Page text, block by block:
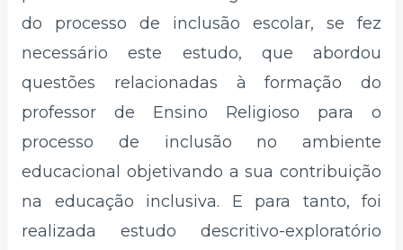
do processo de inclusão escolar, se fez
necessário este estudo, que abordou
questões relacionadas à formação do
professor de Ensino Religioso para o
processo de inclusão no ambiente
educacional objetivando a sua contribuição
na educação inclusiva. E para tanto, foi
realizada estudo descritivo-exploratório